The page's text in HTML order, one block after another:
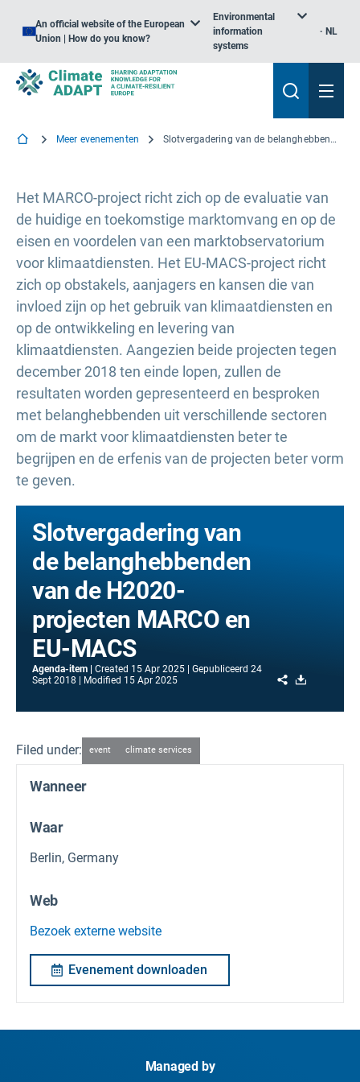
An official website of the European
Union | How do you know?
Environmental
information
systems
NL
Meer evenementen Slotvergadering van de belanghebbenden van de H2020-projecten MARCO en EU-MACS
Het MARCO-project richt zich op de evaluatie van
de huidige en toekomstige marktomvang en op de
eisen en voordelen van een marktobservatorium
voor klimaatdiensten. Het EU-MACS-project richt
zich op obstakels, aanjagers en kansen die van
invloed zijn op het gebruik van klimaatdiensten en
op de ontwikkeling en levering van
klimaatdiensten. Aangezien beide projecten tegen
december 2018 ten einde lopen, zullen de
resultaten worden gepresenteerd en besproken
met belanghebbenden uit verschillende sectoren
om de markt voor klimaatdiensten beter te
begrijpen en de erfenis van de projecten beter vorm
te geven.
Slotvergadering van
de belanghebbenden
van de H2020-
projecten MARCO en
EU-MACS
Agenda-item Created 15 Apr 2025 Gepubliceerd 24
Sept 2018
Modified 15 Apr 2025 Share
Filed under: event climate services
Wanneer
Waar
Berlin, Germany
Web
Bezoek externe website
Evenement downloaden
Managed by